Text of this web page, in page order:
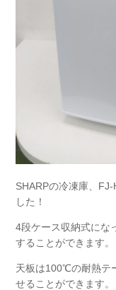
SHARPの冷凍庫、
した！
4段ケース収納式にな
することができます。
天板は100℃の耐熱テ
せることができます。